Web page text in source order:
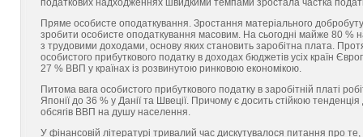
податкових надходженнях швидкими темпами зростала частка
Пряме особисте оподаткування. Зростання матеріального добробуту
зробити особисте оподаткування масовим. На сьогодні майже 80 %
з трудовими доходами, основу яких становить заробітна плата.
особистого прибуткового податку в доходах бюджетів усіх країн
27 % ВВП у країнах із розвинутою ринковою економікою.
Питома вага особистого прибуткового податку в заробітній платі
Японії до 36 % у Данії та Швеції. Причому є досить стійкою
обсягів ВВП на душу населення.
У фінансовій літературі тривалий час дискутувалося питання про